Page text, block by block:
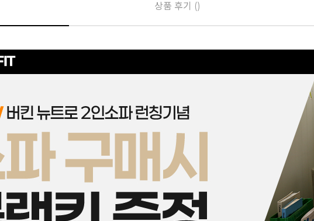
상품 후기 ()